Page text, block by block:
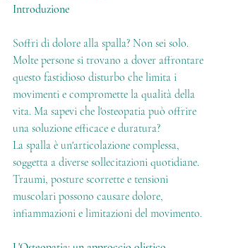
Introduzione
Soffri di dolore alla spalla? Non sei solo.
Molte persone si trovano a dover affrontare
questo fastidioso disturbo che limita i
movimenti e compromette la qualità della
vita. Ma sapevi che l'osteopatia può offrire
una soluzione efficace e duratura?
La spalla è un'articolazione complessa,
soggetta a diverse sollecitazioni quotidiane.
Traumi, posture scorrette e tensioni
muscolari possono causare dolore,
infiammazioni e limitazioni del movimento.